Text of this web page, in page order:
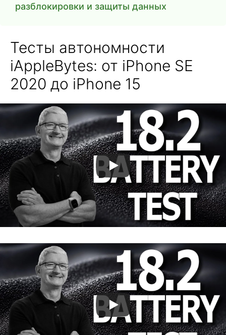
разблокировки и защиты данных
Тесты автономности
iAppleBytes: от iPhone SE
2020 до iPhone 15